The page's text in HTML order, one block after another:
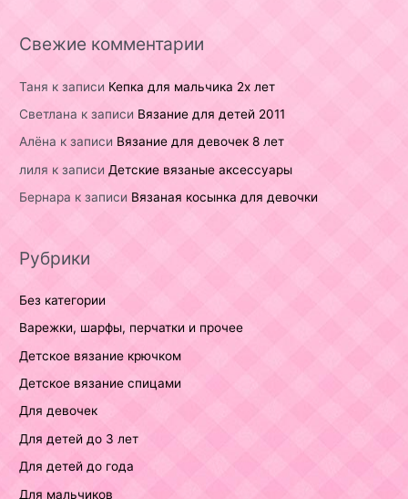
Свежие комментарии
Таня к записи Кепка для мальчика 2х лет
Светлана к записи Вязание для детей 2011
Алёна к записи Вязание для девочек 8 лет
лиля к записи Детские вязаные аксессуары
Бернара к записи Вязаная косынка для девочки
Рубрики
Без категории
Варежки, шарфы, перчатки и прочее
Детское вязание крючком
Детское вязание спицами
Для девочек
Для детей до 3 лет
Для детей до года
Для мальчиков